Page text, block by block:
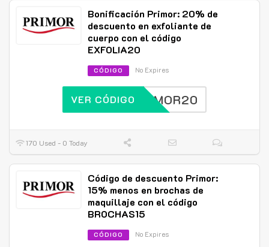
Bonificación Primor: 20% de
descuento en exfoliante de
cuerpo con el código
EXFOLIA20
CÓDIGO No Expires
PRIMOR20
VER CÓDIGO
170 Used - 0 Today
Código de descuento Primor:
15% menos en brochas de
maquillaje con el código
BROCHAS15
CÓDIGO No Expires